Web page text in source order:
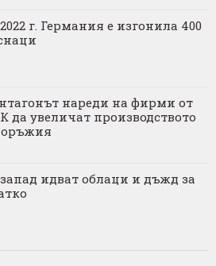
г. Германия е изгонила 400
нареди на фирми от
да увеличат производството
идват облаци и дъжд за